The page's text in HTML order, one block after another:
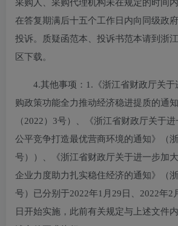
采购人、采购代理机构未在规定的时间
在答复期满后十五个工作日内向同级政
投诉。质疑函范本、投诉书范本请到浙
区下载。
4.其他事项： 1.《浙江省财政厅关
购政策功能全力推动经济稳进提质的通
（2022）3号）、《浙江省财政厅关于
公平竞争打造最优营商环境的通知》（
号））、《浙江省财政厅关于进一步加
企业力度助力扎实稳住经济的通知》（
号）已分别于2022年1月29日、2022年2
日开始实施，此前有关规定与上述文件